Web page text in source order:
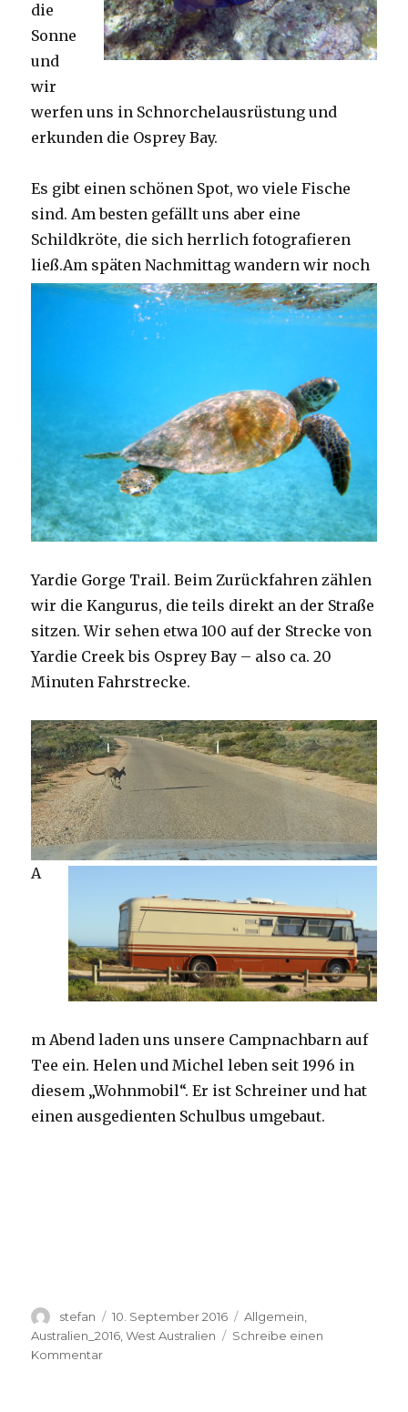
die
Sonne
und
wir
werfen uns in Schnorchelausrüstung und
erkunden die Osprey Bay.
Es gibt einen schönen Spot, wo viele Fische
sind. Am besten gefällt uns aber eine
Schildkröte, die sich herrlich fotografieren
ließ.Am späten Nachmittag wandern wir noch
Yardie Gorge Trail. Beim Zurückfahren zählen
wir die Kangurus, die teils direkt an der Straße
sitzen. Wir sehen etwa 100 auf der Strecke von
Yardie Creek bis Osprey Bay – also ca. 20
Minuten Fahrstrecke.
A
m Abend laden uns unsere Campnachbarn auf
Tee ein. Helen und Michel leben seit 1996 in
diesem „Wohnmobil“. Er ist Schreiner und hat
einen ausgedienten Schulbus umgebaut.
Autor
stefan
Veröffentlicht
am
10. September 2016 Kategorien
Allgemein
Australien_2016 ,West Australien
Schreibe einen
Kommentarzu